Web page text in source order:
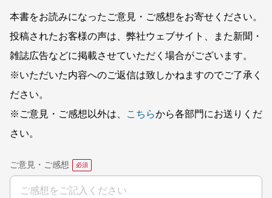
本書をお読みになったご意見・ご感想をお寄せください。
投稿されたお客様の声は、弊社ウェブサイト、また新聞・
雑誌広告などに掲載させていただく場合がございます。
※いただいた内容へのご返信は致しかねますのでご了承く
ださい。
※ご意見・ご感想以外は、
こちらから各部門にお送りくだ
さい。
ご意見・ご感想